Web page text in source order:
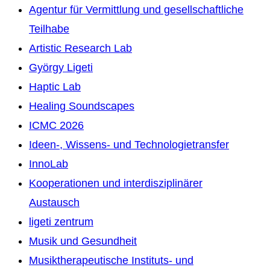
Agentur für Vermittlung und gesellschaftliche
Teilhabe
Artistic Research Lab
György Ligeti
Haptic Lab
Healing Soundscapes
ICMC 2026
Ideen-, Wissens- und Technologietransfer
InnoLab
Kooperationen und interdisziplinärer
Austausch
ligeti zentrum
Musik und Gesundheit
Musiktherapeutische Instituts- und